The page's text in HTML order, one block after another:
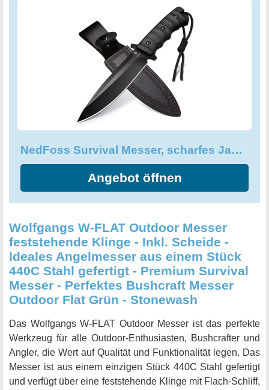
Gesamtlänge von 28 cm und einem Gewicht von 317 g
passt das NedFoss Messer perfekt in Ihren Rucksack oder
an Ihren Gürtel. Überzeugen Sie sich selbst von diesem
unverzichtbaren Begleiter für alle Ihre Outdooraktivitäten -
ob Camping, Jagd oder Survival - das NedFoss Messer ist
immer die richtige Wahl!
NedFoss Survival Messer, scharfes Jagdmesser feststehende klinge
Angebot öffnen
Wolfgangs W-FLAT Outdoor Messer
feststehende Klinge - Inkl. Scheide -
Ideales Angelmesser aus einem Stück
440C Stahl gefertigt - Premium Survival
Messer - Perfektes Bushcraft Messer
Outdoor Flat Grün - Stonewash
Das Wolfgangs W-FLAT Outdoor Messer ist das perfekte
Werkzeug für alle Outdoor-Enthusiasten, Bushcrafter und
Angler, die Wert auf Qualität und Funktionalität legen. Das
Messer ist aus einem einzigen Stück 440C Stahl gefertigt
und verfügt über eine feststehende Klinge mit Flach-Schliff,